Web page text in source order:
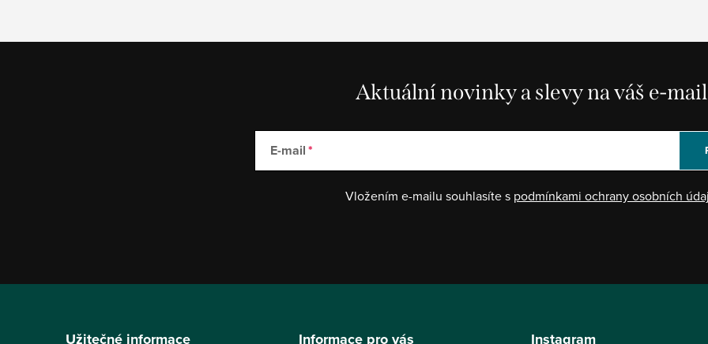
Aktuální novinky a slevy na váš e-mail
E-mail
Vložením e-mailu souhlasíte s podmínkami ochrany osobních
Užitečné informace Informace pro vás Instagram